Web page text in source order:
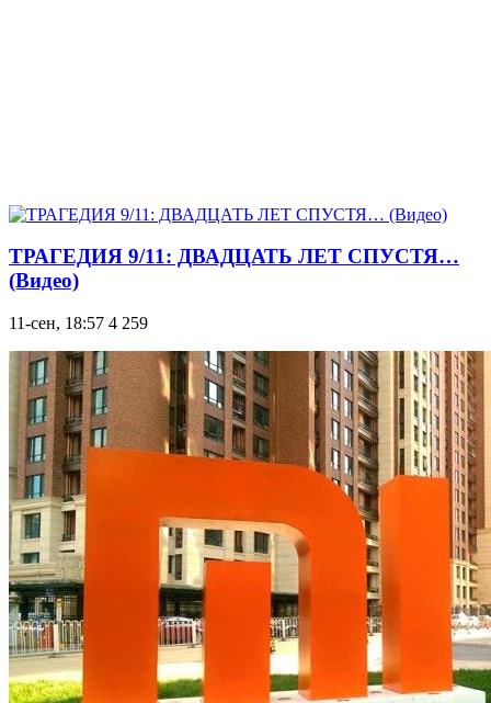
ТРАГЕДИЯ 9/11: ДВАДЦАТЬ ЛЕТ СПУСТЯ…
(Видео)
11-сен, 18:57 4 259